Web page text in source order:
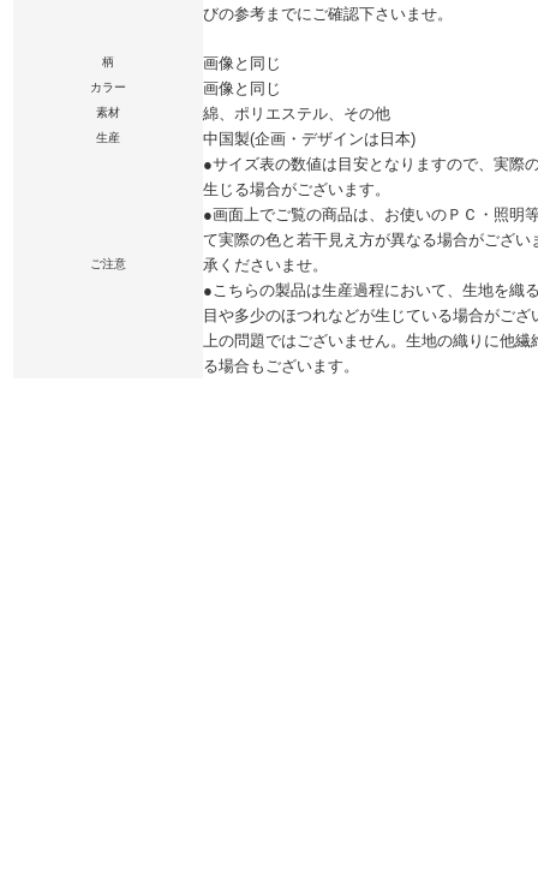
びの参考までにご確認下さいませ。
柄 画像と同じ
カラー 画像と同じ
素材 綿、ポリエステル、その他
生産 中国製(企画・デザインは日本)
ご注意
●サイズ表の数値は目安となりますので、実際
生じる場合がございます。
●画面上でご覧の商品は、お使いのＰＣ・照明
て実際の色と若干見え方が異なる場合がござい
承くださいませ。
●こちらの製品は生産過程において、生地を織
目や多少のほつれなどが生じている場合がござ
上の問題ではございません。生地の織りに他繊
る場合もございます。